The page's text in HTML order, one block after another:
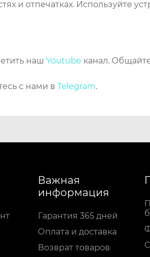
и отпечатках. Используйте
наш Youtube канал.
с нами в Telegram.
Важная
информация
Гарантия 365 дней
Оплата и доставка
Возврат товаров